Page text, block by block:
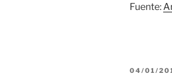
Fuente:
04/01/